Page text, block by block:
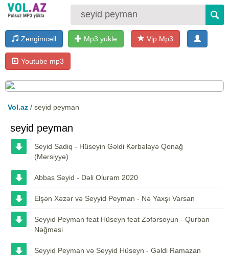
Zengimcell Mp3 yüklə Vip Mp3
Youtube mp3
Vol.az / seyid peyman
seyid peyman
Seyid Sadiq - Hüseyin Gəldi Kərbəlayə Qonağ
(Mərsiyyə)
Abbas Seyid - Dəli Oluram 2020
Elşən Xəzər və Seyyid Peyman - Nə Yaxşı Varsan
Seyyid Peyman feat Hüseyn feat Zəfərsoyun - Qurban
Nəğməsi
Seyyid Peyman və Seyyid Hüseyn - Gəldi Ramazan